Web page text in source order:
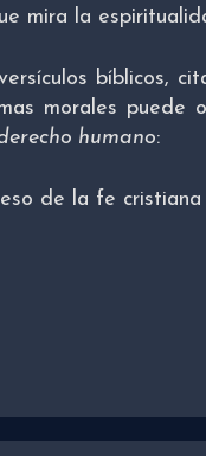
mira la
bíblicos,
morales puede
humano:
de la fe cristiana